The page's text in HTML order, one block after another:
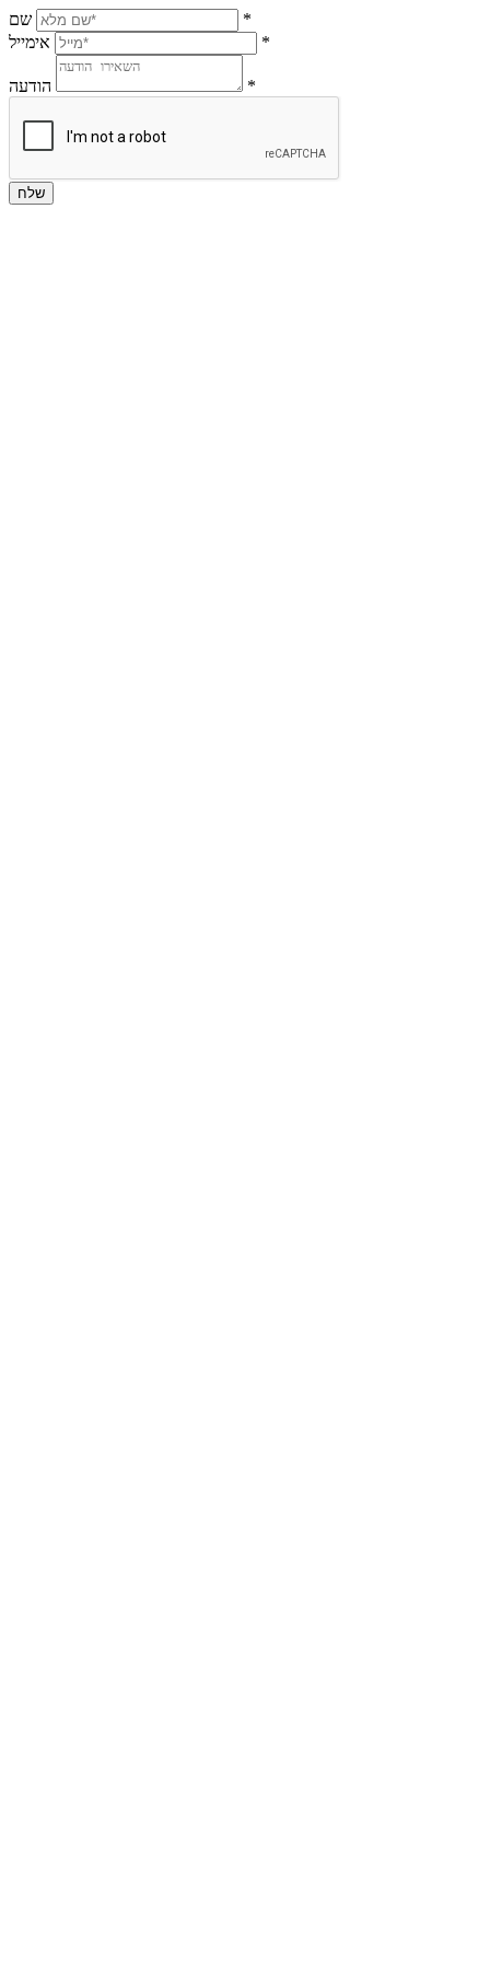
שם
*
אימייל
*
הודעה *
שלח